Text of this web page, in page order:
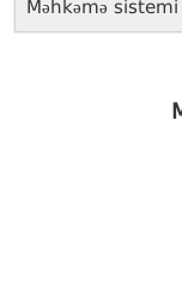
Məhkəmə sistemi